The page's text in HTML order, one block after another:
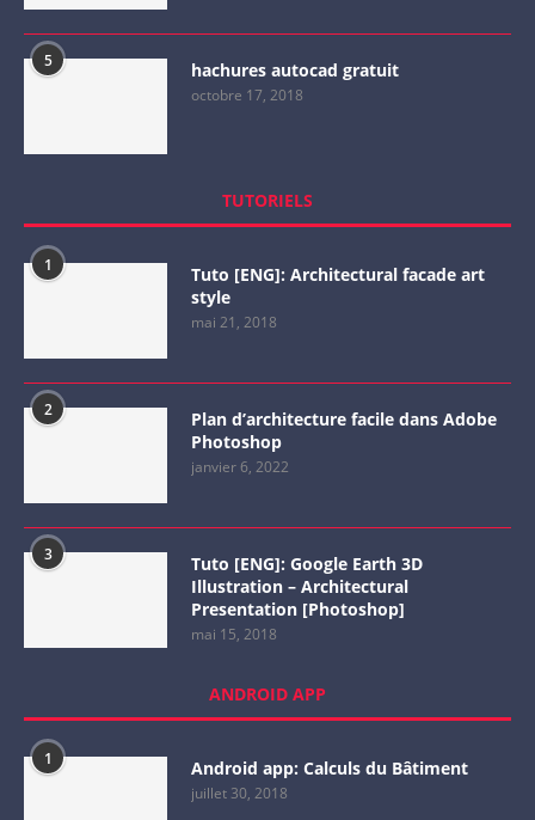
5 hachures autocad gratuit
octobre 17, 2018
TUTORIELS
1
Tuto [ENG]: Architectural facade art
style
mai 21, 2018
2
Plan d’architecture facile dans Adobe
Photoshop
janvier 6, 2022
3
Tuto [ENG]: Google Earth 3D
Illustration – Architectural
Presentation [Photoshop]
mai 15, 2018
ANDROID APP
1 Android app: Calculs du Bâtiment
juillet 30, 2018